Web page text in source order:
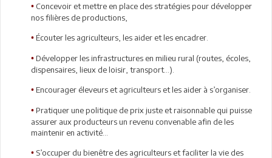
• Concevoir et mettre en place des stratégies pour développer
nos filières de productions,
• Écouter les agriculteurs, les aider et les encadrer.
• Développer les infrastructures en milieu rural (routes, écoles,
dispensaires, lieux de loisir, transport…).
• Encourager éleveurs et agriculteurs et les aider à s’organiser.
• Pratiquer une politique de prix juste et raisonnable qui puisse
assurer aux producteurs un revenu convenable afin de les
maintenir en activité…
• S’occuper du bienêtre des agriculteurs et faciliter la vie des